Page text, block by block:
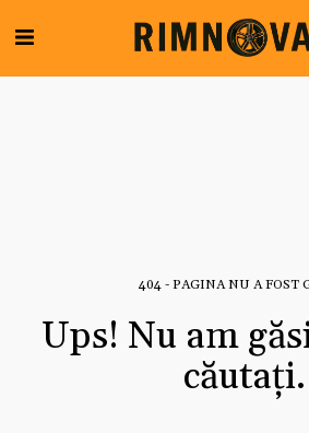
404 - PAGINA NU A FOST
Ups! Nu am
căutați.